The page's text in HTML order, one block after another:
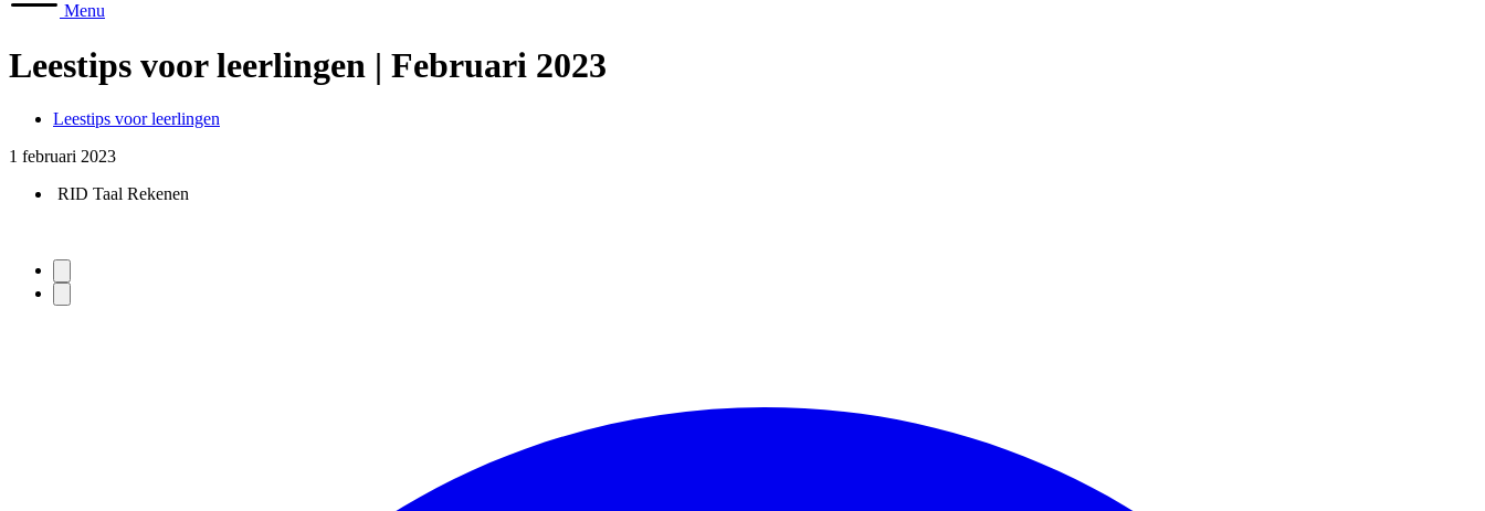
Menu
Leestips voor leerlingen | Februari 2023
Leestips voor leerlingen
1 februari 2023
RID Taal Rekenen